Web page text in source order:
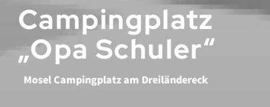
Campingplatz
„Opa Schuler“
Mosel Campingplatz am Dreiländereck